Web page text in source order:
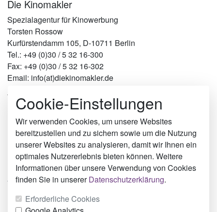
Die Kinomakler
Spezialagentur für Kinowerbung
Torsten Rossow
Kurfürstendamm 105, D-10711 Berlin
Tel.: +49 (0)30 / 5 32 16-300
Fax: +49 (0)30 / 5 32 16-302
Email: info(at)diekinomakler.de
Werben in Städten
Berlin
Hamburg
München
Köln
Lippstadt
Marburg
Aurich
Über uns
Impressum
Cookie-Einstellungen
Wir verwenden Cookies, um unsere Websites
bereitzustellen und zu sichern sowie um die Nutzung
unserer Websites zu analysieren, damit wir Ihnen ein
optimales Nutzererlebnis bieten können. Weitere
Informationen über unsere Verwendung von Cookies
finden Sie in unsererDatenschutzerklärung.
Erforderliche Cookies